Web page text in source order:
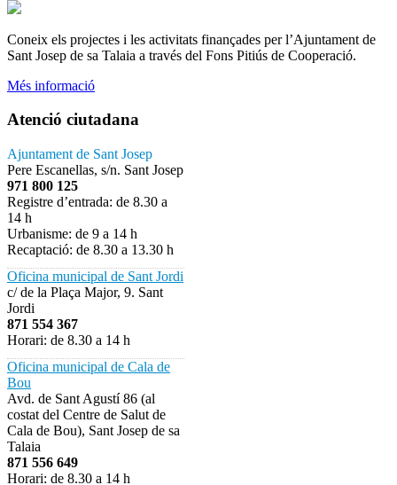
Coneix els projectes i les activitats finançades per l’Ajuntament de
Sant Josep de sa Talaia a través del Fons Pitiús de Cooperació.
Més informació
Atenció ciutadana
Ajuntament de Sant Josep
Pere Escanellas, s/n. Sant Josep
971 800 125
Registre d’entrada: de 8.30 a
14 h
Urbanisme: de 9 a 14 h
Recaptació: de 8.30 a 13.30 h
Oficina municipal de Sant Jordi
c/ de la Plaça Major, 9. Sant
Jordi
871 554 367
Horari: de 8.30 a 14 h
Oficina municipal de Cala de
Bou
Avd. de Sant Agustí 86 (al
costat del Centre de Salut de
Cala de Bou), Sant Josep de sa
Talaia
871 556 649
Horari: de 8.30 a 14 h